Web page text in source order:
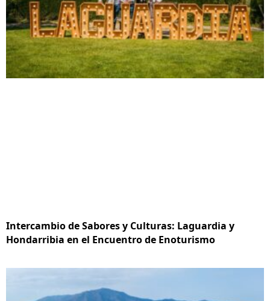
Intercambio de Sabores y Culturas: Laguardia y
Hondarribia en el Encuentro de Enoturismo